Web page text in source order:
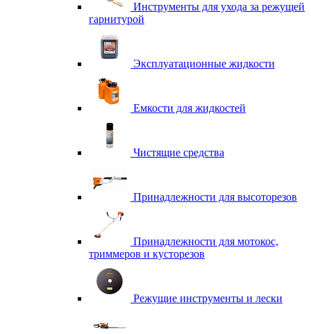
Инструменты для ухода за режущей
гарнитурой
Эксплуатационные жидкости
Емкости для жидкостей
Чистящие средства
Принадлежности для высоторезов
Принадлежности для мотокос,
триммеров и кусторезов
Режущие инструменты и лески